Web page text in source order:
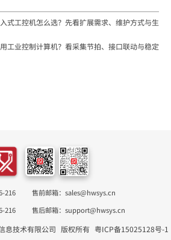
式工控机怎么选？先看扩展需求、维护方式与生
工业控制计算机？看采集节拍、接口联动与稳定
216 售前邮箱：sales@hwsys.cn
216 售后邮箱：support@hwsys.cn
息技术有限公司 版权所有 粤ICP备15025128号-1